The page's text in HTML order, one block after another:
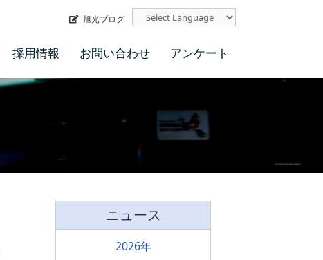
旭光ブログ
採用情報 お問い合わせ アンケート
ニュース
2026